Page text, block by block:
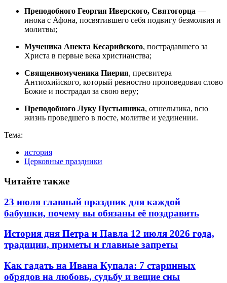
Преподобного Георгия Иверского, Святогорца —
инока с Афона, посвятившего себя подвигу безмолвия и
молитвы;
Мученика Анекта Кесарийского, пострадавшего за
Христа в первые века христианства;
Священномученика Пиерия, пресвитера
Антиохийского, который ревностно проповедовал слово
Божие и пострадал за свою веру;
Преподобного Луку Пустынника, отшельника, всю
жизнь проведшего в посте, молитве и уединении.
Тема:
история
Церковные праздники
Читайте также
23 июля главный праздник для каждой
бабушки, почему вы обязаны её поздравить
История дня Петра и Павла 12 июля 2026 года,
традиции, приметы и главные запреты
Как гадать на Ивана Купала: 7 старинных
обрядов на любовь, судьбу и вещие сны